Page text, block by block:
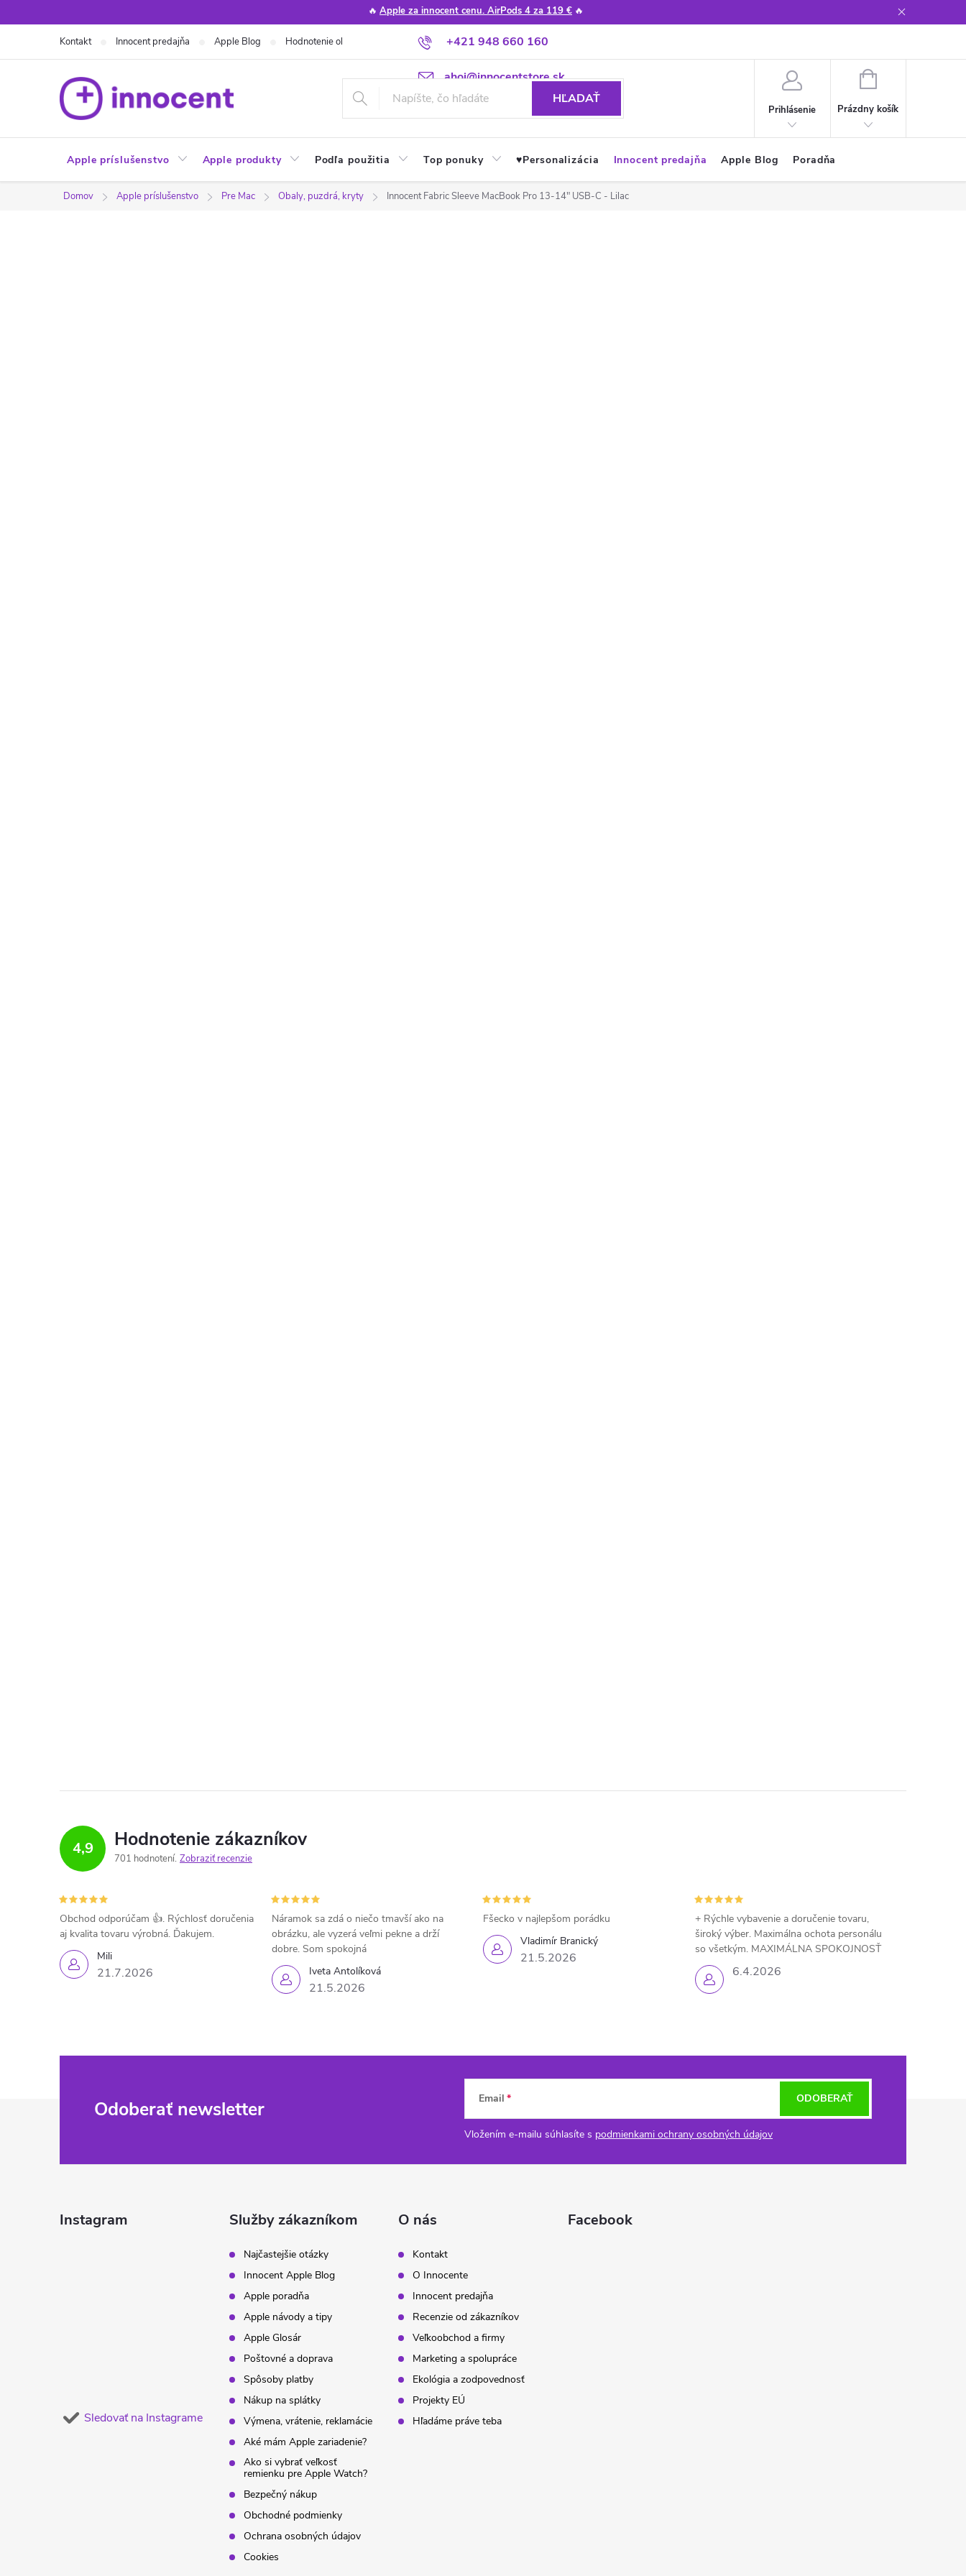
na
🔥 Apple za innocent cenu. AirPods 4 za 119 € 🔥
+421 948 660 160
ahoj@innocentstore.sk
Kontakt Innocent predajňa Apple Blog Hodnotenie obchodu Poradňa Apple návody a tipy
HĽADAŤ
Prihlásenie
NÁKUPNÝ
Prázdny košík
Apple príslušenstvo Apple produkty Podľa použitia Top ponuky ♥︎Personalizácia Innocent predajňa Apple Blog Poradňa
Domov Apple príslušenstvo Pre Mac Obaly, puzdrá, kryty Innocent Fabric Sleeve MacBook Pro 13-14" USB-C - Lilac
4,9 Hodnotenie zákazníkov
701 hodnotení Zobraziť recenzie
Mili
21.7.2026
Obchod odporúčam 👍. Rýchlosť doručenia
aj kvalita tovaru výrobná. Ďakujem.
Iveta Antolíková
21.5.2026
Náramok sa zdá o niečo tmavší ako na
obrázku, ale vyzerá veľmi pekne a drží
dobre. Som spokojná
Vladimír Branický
21.5.2026
Fšecko v najlepšom porádku
6.4.2026
+ Rýchle vybavenie a doručenie tovaru,
široký výber. Maximálna ochota personálu
so všetkým. MAXIMÁLNA SPOKOJNOSŤ
Odoberať newsletter Email
Vložením e-mailu súhlasíte s podmienkami ochrany osobných údajov
ODOBERAŤ
Instagram
Sledovať na Instagrame
Služby zákazníkom
Najčastejšie otázky
Innocent Apple Blog
Apple poradňa
Apple návody a tipy
Apple Glosár
Poštovné a doprava
Spôsoby platby
Nákup na splátky
Výmena, vrátenie, reklamácie
Aké mám Apple zariadenie?
Ako si vybrať veľkosť
remienku pre Apple Watch?
Bezpečný nákup
Obchodné podmienky
Ochrana osobných údajov
Cookies
O nás
Kontakt
O Innocente
Innocent predajňa
Recenzie od zákazníkov
Veľkoobchod a firmy
Marketing a spolupráce
Ekológia a zodpovednosť
Projekty EÚ
Hľadáme práve teba
Facebook